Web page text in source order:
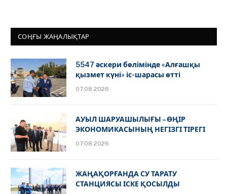
СОҢҒЫ ЖАҢАЛЫҚТАР
5547 әскери бөлімінде «Алғашқы
қызмет күні» іс-шарасы өтті
07.08.2026
АУЫЛ ШАРУАШЫЛЫҒЫ – ӨҢІР
ЭКОНОМИКАСЫНЫҢ НЕГІЗГІ ТІРЕГІ
07.08.2026
ЖАҢАҚОРҒАНДА СУ ТАРАТУ
СТАНЦИЯСЫ ІСКЕ ҚОСЫЛДЫ